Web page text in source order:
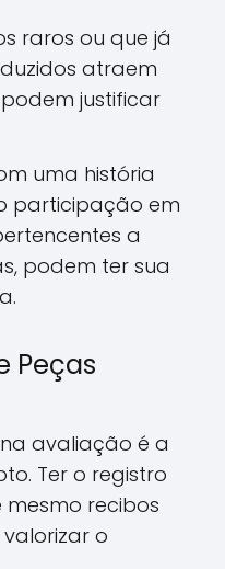
raros ou que já
atraem
justificar
uma história
participação em
a
podem ter sua
Peças
avaliação é a
Ter o registro
mesmo recibos
o